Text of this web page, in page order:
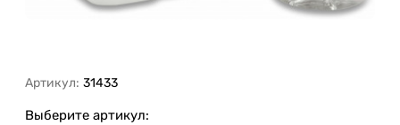
Артикул: 31433
Выберите артикул: